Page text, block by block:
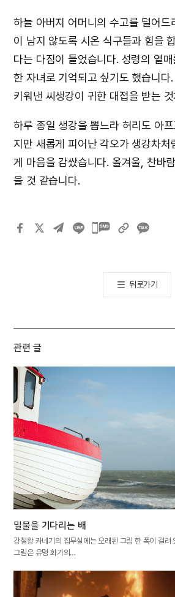
하늘 아버지 어머니의 수고를 덜어드
이 남지 않도록 시온 식구들과 힘을
다는 다짐이 들었습니다. 성령의 열
한 자녀로 기억되고 싶기도 했습니다
키워낸 씨생강이 귀한 대접을 받는
하루 종일 생강을 뽑느라 허리도 아
지만 새롭게 피어난 각오가 생강차처
게 마음을 감쌌습니다. 올겨울, 찬바
을 것 같습니다.
카카오톡
뒤로가기
관련 글
밀물을 기다리는 배
강철왕 카네기의 집무실에는 오래된 그림 한 폭이 걸려
그림은 유명 화가의…